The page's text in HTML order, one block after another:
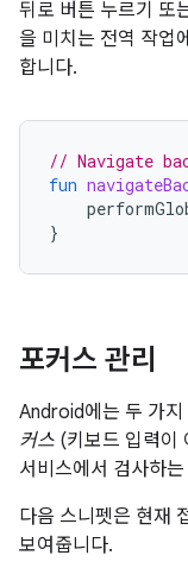
뒤로 버튼 누르기 또
을 미치는 전역 작업
합니다.
// Navigate
fun
}
포커스 관리
Android에는 두 가지
커스 (키보드 입력이
서비스에서 검사하
다음 스니펫은 현재
보여줍니다.